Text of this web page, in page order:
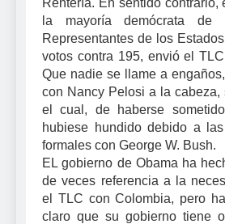
la mayoría demócrata de
Representantes de los
votos contra 195, envió el TLC
Que nadie se llame a
con Nancy Pelosi a la cabeza,
el cual, de haberse
hubiese hundido debido a
formales con George W. Bush.
EL gobierno de Obama ha
de veces referencia a la
el TLC con Colombia, pero
claro que su gobierno tiene